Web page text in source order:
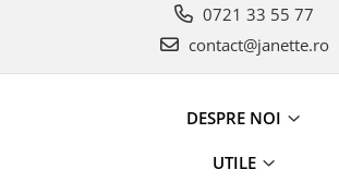
0721 33 55 77
contact@janette.ro
DESPRE NOI
UTILE